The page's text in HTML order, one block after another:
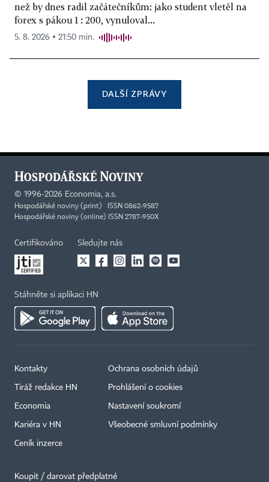
než by dnes radil začátečníkům: jako student vletěl na
forex s pákou 1 : 200, vynuloval...
5. 8. 2026 ▪ 21:50 min.
DALŠÍ ZPRÁVY
© 1996-2026 Economia, a.s.
Hospodářské noviny (print) ISSN 0862-9587
Hospodářské noviny (online) ISSN 2787-950X
Certifikováno Sledujte nás
Stáhněte si aplikaci HN
Kontakty
Tiráž redakce HN
Economia
Kariéra v HN
Ceník inzerce
Ochrana osobních údajů
Prohlášení o cookies
Nastavení soukromí
Všeobecné smluvní podmínky
Koupit / darovat předplatné